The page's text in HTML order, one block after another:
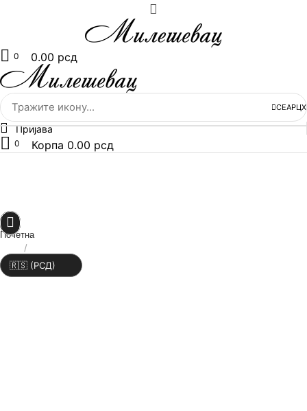
0 0.00 рсд
СЕАРЦХ
Пријава
0 Корпа 0.00 рсд
Почетна
/